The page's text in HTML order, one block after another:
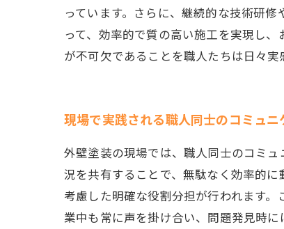
っています。さらに、継続的な技術研
って、効率的で質の高い施工を実現し
が不可欠であることを職人たちは日々実
現場で実践される職人同士のコミュ
外壁塗装の現場では、職人同士のコミ
況を共有することで、無駄なく効率的
考慮した明確な役割分担が行われます
業中も常に声を掛け合い、問題発見時